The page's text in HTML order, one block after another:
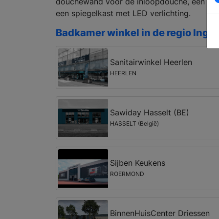
een spiegelkast met LED verlichting.
Badkamer winkel in de regio Ingber
Sanitairwinkel Heerlen
HEERLEN
Sawiday Hasselt (BE)
HASSELT (België)
Sijben Keukens
ROERMOND
BinnenHuisCenter Driessen